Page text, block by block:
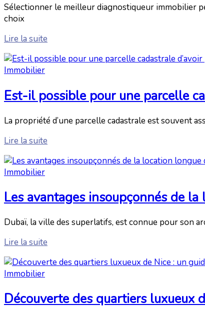
Sélectionner le meilleur diagnostiqueur immobilier
choix
Lire la suite
Immobilier
Est-il possible pour une parcelle
La propriété d’une parcelle cadastrale est souvent
Lire la suite
Immobilier
Les avantages insoupçonnés de
Dubaï, la ville des superlatifs, est connue pour son
Lire la suite
Immobilier
Découverte des quartiers luxueux